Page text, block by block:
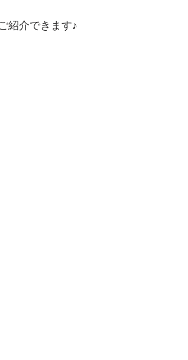
紹介できます♪